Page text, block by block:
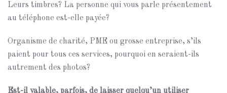
Leurs timbres? La personne qui vous parle présentement
au téléphone est-elle payée?
Organisme de charité, PME ou grosse entreprise, s’ils
paient pour tous ces services, pourquoi en seraient-ils
autrement des photos?
Est-il valable, parfois, de laisser quelqu’un utiliser